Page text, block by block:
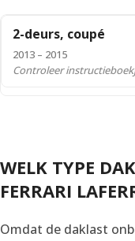
2-deurs, coupé
2013 – 2015
Controleer
WELK TYPE
FERRARI
Omdat de daklast